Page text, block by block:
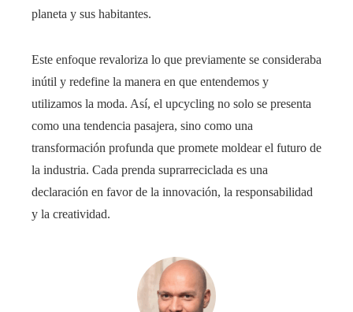
planeta y sus habitantes.
Este enfoque revaloriza lo que previamente se consideraba
inútil y redefine la manera en que entendemos y
utilizamos la moda. Así, el upcycling no solo se presenta
como una tendencia pasajera, sino como una
transformación profunda que promete moldear el futuro de
la industria. Cada prenda suprarreciclada es una
declaración en favor de la innovación, la responsabilidad
y la creatividad.